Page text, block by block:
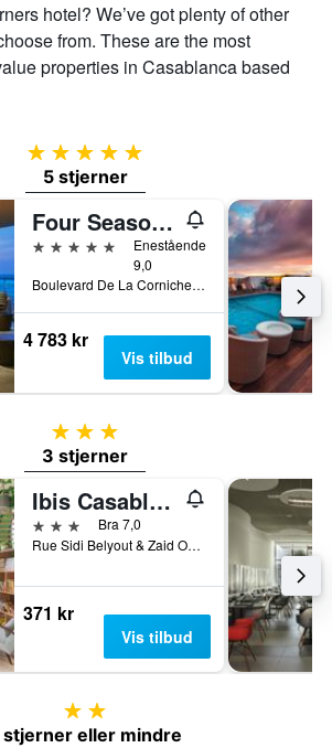
hotel? We’ve got plenty of other
from. These are the most
properties in Casablanca based
5 stjerner
5 stjerner
Four Seasons Hotel Casablanca
5 stjerner
Enestående
9,0
Boulevard De La Corniche, Casablanca, Marokko
4 783 kr
Vis tilbud
3 stjerner
3 stjerner
Ibis Casablanca City Center
3 stjernerBra 7,0
Rue Sidi Belyout & Zaid Ou Hmad, Casablanca, Marokko
371 kr
Vis tilbud
2 stjerner
stjerner eller mindre